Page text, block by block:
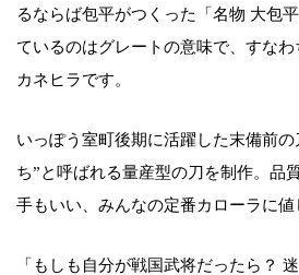
るならば包平がつくった「名物 大包
ているのはグレートの意味で、すなわ
カネヒラです。
いっぽう室町後期に活躍した末備前
ち”と呼ばれる量産型の刀を制作。品
手もいい、みんなの定番カローラに値
「もしも自分が戦国武将だったら？